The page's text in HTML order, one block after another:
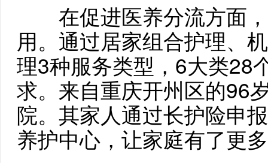
在促进医养分流方面，
用。通过居家组合护理、
理3种服务类型，6大类28
求。来自重庆开州区的96
院。其家人通过长护险申
养护中心，让家庭有了更